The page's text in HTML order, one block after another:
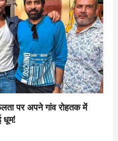
पर अपने गांव रोहतक में
धूम!